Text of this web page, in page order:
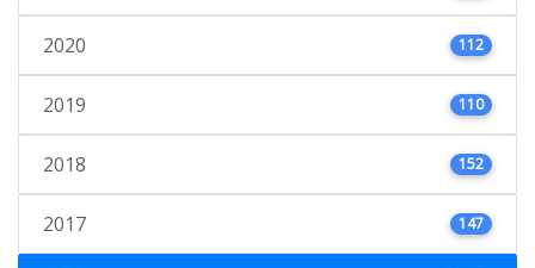
2020 112
2019 110
2018 152
2017 147